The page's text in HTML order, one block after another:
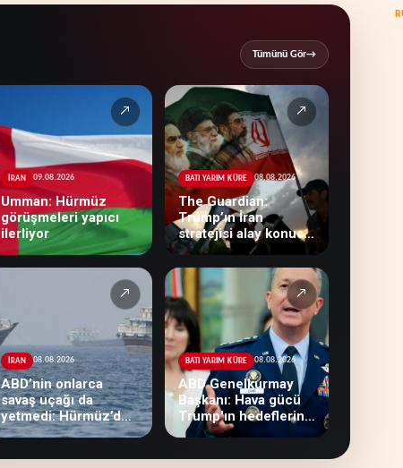
Tümünü Gör→
↗
İRAN 09.08.2026
Umman: Hürmüz
görüşmeleri yapıcı
ilerliyor
↗
BATI YARIM KÜRE 08.08.2026
The Guardian:
Trump’ın İran
stratejisi alay konusu
oldu
↗
İRAN 08.08.2026
ABD’nin onlarca
savaş uçağı da
yetmedi: Hürmüz’de
gemi vuruldu
↗
BATI YARIM KÜRE 08.08.2026
ABD Genelkurmay
Başkanı: Hava gücü
Trump'ın hedeflerine
yetmez